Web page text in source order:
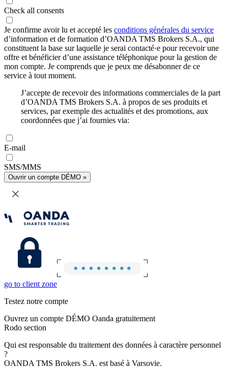
Check all consents
Je confirme avoir lu et accepté les conditions générales du service
d’information et de formation d’OANDA TMS Brokers S.A., qui
constituent la base sur laquelle je serai contacté·e pour recevoir une
offre et bénéficier d’une assistance téléphonique pour la gestion de
mon compte. Je comprends que je peux me désabonner de ce
service à tout moment.
J’accepte de recevoir des informations commerciales de la part
d’OANDA TMS Brokers S.A. à propos de ses produits et
services, par exemple des actualités et des promotions, aux
coordonnées que j’ai fournies via:
E-mail
SMS/MMS
Ouvrir un compte DÉMO »
go to client zone
Testez notre compte
Ouvrez un compte DÉMO Oanda gratuitement
Rodo section
Qui est responsable du traitement des données à caractère personnel
?
OANDA TMS Brokers S.A. est basé à Varsovie.